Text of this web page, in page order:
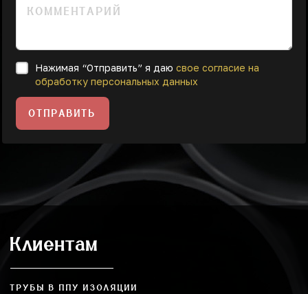
Нажимая “Отправить” я даю свое согласие на
обработку персональных данных
ОТПРАВИТЬ
Клиентам
ТРУБЫ В ППУ ИЗОЛЯЦИИ